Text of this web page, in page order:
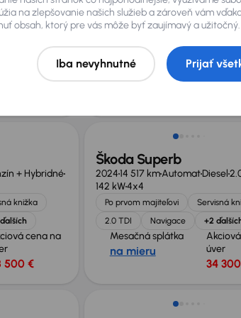
2.0 TDI
cena na
202512 935 kmAutomatBenzín +
1.5 eTSI110 kW
Mesačná splátka
na mieru
Akciová
úver
+ Hybridné
knižka
cena na
500 €
Škoda Superb
202414 517 kmAutomatDiesel
142 kW4x4
Po prvom majiteľovi
Servisná
2.0 TDI
Navigace +2
Mesačná splátka
na mieru
úver
34
na zlepšovanie našich služieb a zároveň vám
obsah, ktorý pre vás môže byť zaujímavý a užitočný.
Iba nevyhnutné Prijať